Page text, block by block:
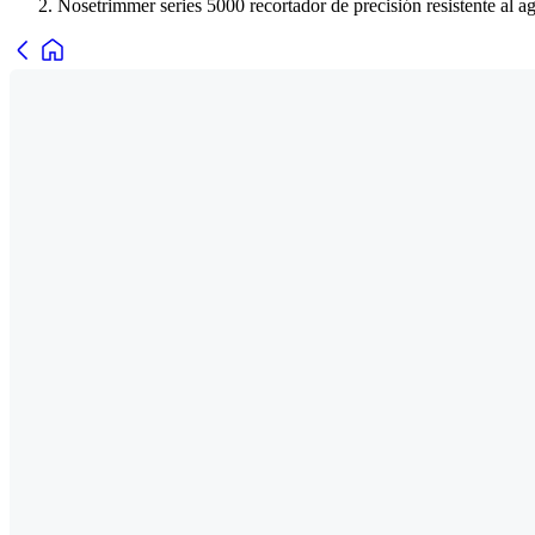
Nosetrimmer series 5000 recortador de precisión resistente al